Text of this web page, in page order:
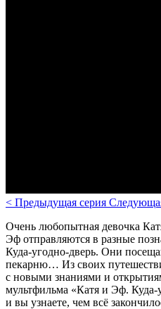
< Предыдущая серия
Очень любопытная девочка
Эф отправляются в разные
Куда-угодно-дверь. Они
пекарню… Из своих
с новыми знаниями и
мультфильма «Катя и Эф.
и вы узнаете, чем всё